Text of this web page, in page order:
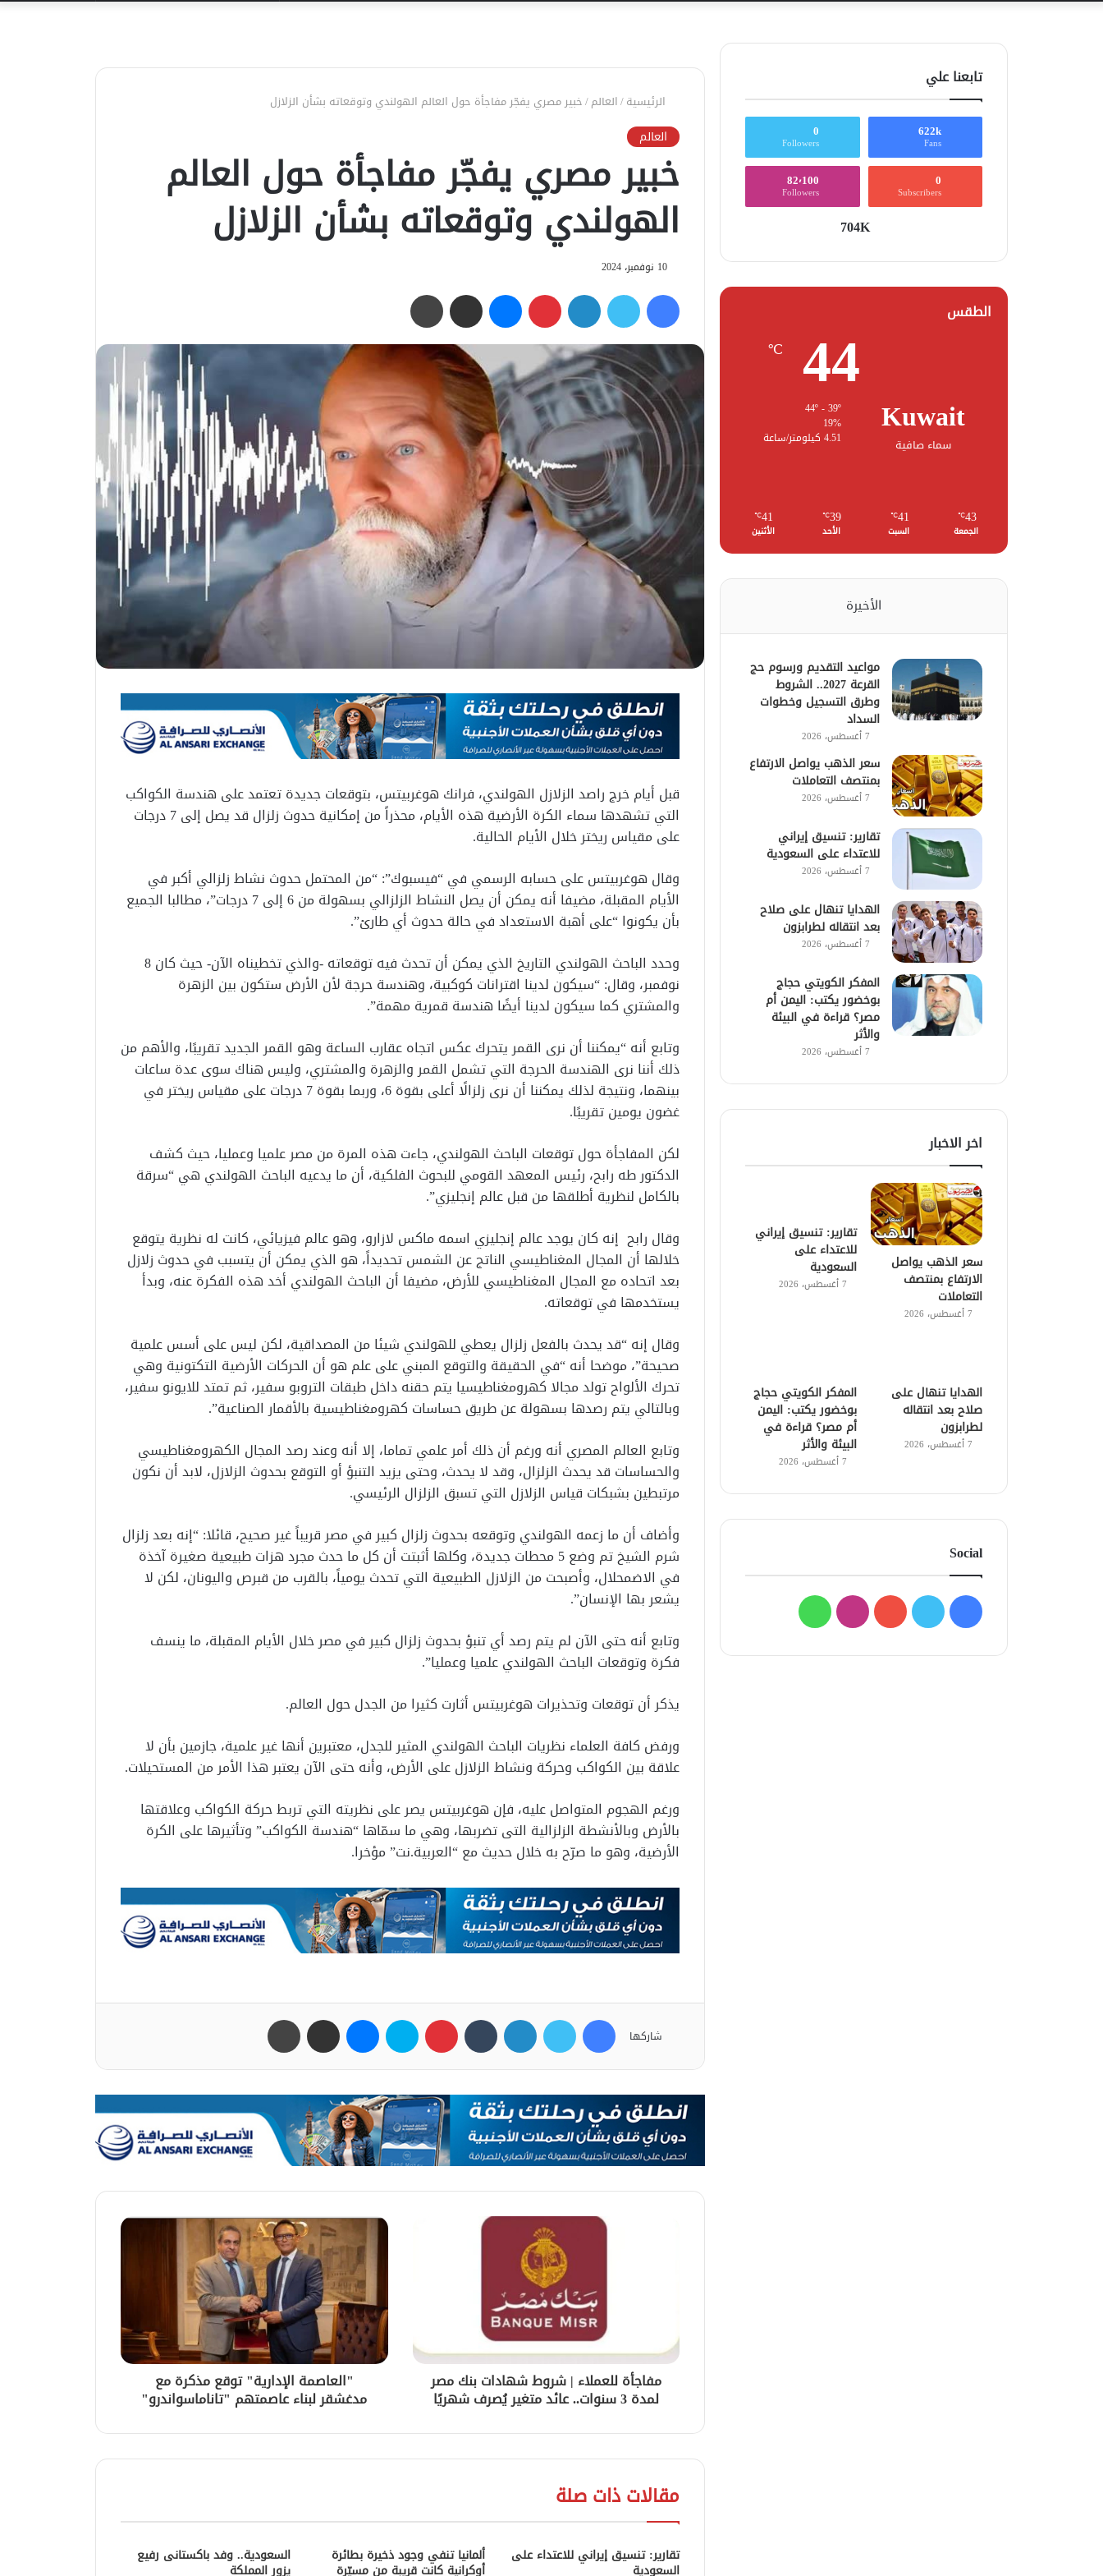
الرئيسية/العالم/خبير مصري يفجّر مفاجأة حول العالم الهولندي وتوقعاته بشأن الزلازل
العالم
خبير مصري يفجّر مفاجأة حول العالم
الهولندي وتوقعاته بشأن الزلازل
10 نوفمبر، 2024
فيسبوك تويتر لينكدإن بينتيريست ماسنجر مشاركة عبر البريد
قبل أيام خرج راصد الزلازل الهولندي، فرانك هوغربيتس، بتوقعات جديدة تعتمد على هندسة الكواكب
التي تشهدها سماء الكرة الأرضية هذه الأيام، محذراً من إمكانية حدوث زلزال قد يصل إلى 7 درجات
على مقياس ريختر خلال الأيام الحالية.
وقال هوغربيتس على حسابه الرسمي في “فيسبوك”: “من المحتمل حدوث نشاط زلزالي أكبر في
الأيام المقبلة، مضيفا أنه يمكن أن يصل النشاط الزلزالي بسهولة من 6 إلى 7 درجات”، مطالبا الجميع
بأن يكونوا “على أهبة الاستعداد في حالة حدوث أي طارئ”.
وحدد الباحث الهولندي التاريخ الذي يمكن أن تحدث فيه توقعاته -والذي تخطيناه الآن- حيث كان 8
نوفمبر، وقال: “سيكون لدينا اقترانات كوكبية، وهندسة حرجة لأن الأرض ستكون بين الزهرة
والمشتري كما سيكون لدينا أيضًا هندسة قمرية مهمة”.
وتابع أنه “يمكننا أن نرى القمر يتحرك عكس اتجاه عقارب الساعة وهو القمر الجديد تقريبًا، والأهم من
ذلك أننا نرى الهندسة الحرجة التي تشمل القمر والزهرة والمشتري، وليس هناك سوى عدة ساعات
بينهما، ونتيجة لذلك يمكننا أن نرى زلزالًا أعلى بقوة 6، وربما بقوة 7 درجات على مقياس ريختر في
غضون يومين تقريبًا.
لكن المفاجأة حول توقعات الباحث الهولندي، جاءت هذه المرة من مصر علميا وعمليا، حيث كشف
الدكتور طه رابح، رئيس المعهد القومي للبحوث الفلكية، أن ما يدعيه الباحث الهولندي هي “سرقة
بالكامل لنظرية أطلقها من قبل عالم إنجليزي”.
وقال رابح إنه كان يوجد عالم إنجليزي اسمه ماكس لازارو، وهو عالم فيزيائي، كانت له نظرية يتوقع
خلالها أن المجال المغناطيسي الناتج عن الشمس تحديداً، هو الذي يمكن أن يتسبب في حدوث زلازل
بعد اتحاده مع المجال المغناطيسي للأرض، مضيفا أن الباحث الهولندي أخد هذه الفكرة عنه، وبدأ
يستخدمها في توقعاته.
وقال إنه “قد يحدث بالفعل زلزال يعطي للهولندي شيئا من المصداقية، لكن ليس على أسس علمية
صحيحة”، موضحا أنه “في الحقيقة والتوقع المبني على علم هو أن الحركات الأرضية التكتونية وهي
تحرك الألواح تولد مجالا كهرومغناطيسيا يتم حقنه داخل طبقات التروبو سفير، ثم تمتد للايونو سفير،
وبالتالي يتم رصدها بسهولة عن طريق حساسات كهرومغناطيسية بالأقمار الصناعية”.
وتابع العالم المصري أنه ورغم أن ذلك أمر علمي تماما، إلا أنه وعند رصد المجال الكهرومغناطيسي
والحساسات قد يحدث الزلزال، وقد لا يحدث، وحتى يزيد التنبؤ أو التوقع بحدوث الزلازل، لابد أن نكون
مرتبطين بشبكات قياس الزلازل التي تسبق الزلزال الرئيسي.
وأضاف أن ما زعمه الهولندي وتوقعه بحدوث زلزال كبير في مصر قريباً غير صحيح، قائلا: “إنه بعد زلزال
شرم الشيخ تم وضع 5 محطات جديدة، وكلها أثبتت أن كل ما حدث مجرد هزات طبيعية صغيرة آخذة
في الاضمحلال، وأصبحت من الزلازل الطبيعية التي تحدث يومياً، بالقرب من قبرص واليونان، لكن لا
يشعر بها الإنسان”.
وتابع أنه حتى الآن لم يتم رصد أي تنبؤ بحدوث زلزال كبير في مصر خلال الأيام المقبلة، ما ينسف
فكرة وتوقعات الباحث الهولندي علميا وعمليا”.
يذكر أن توقعات وتحذيرات هوغربيتس أثارت كثيرا من الجدل حول العالم.
ورفض كافة العلماء نظريات الباحث الهولندي المثير للجدل، معتبرين أنها غير علمية، جازمين بأن لا
علاقة بين الكواكب وحركة ونشاط الزلازل على الأرض، وأنه حتى الآن يعتبر هذا الأمر من المستحيلات.
ورغم الهجوم المتواصل عليه، فإن هوغربيتس يصر على نظريته التي تربط حركة الكواكب وعلاقتها
بالأرض وبالأنشطة الزلزالية التى تضربها، وهي ما سمّاها “هندسة الكواكب” وتأثيرها على الكرة
الأرضية، وهو ما صرّح به خلال حديث مع “العربية.نت” مؤخرا.
شاركها
فيسبوك تويتر لينكدإن بينتيريست سكايب ماسنجر مشاركة عبر البريد
مفاجأة للعملاء | شروط شهادات بنك مصر
لمدة 3 سنوات.. عائد متغير يُصرف شهريًا
"العاصمة الإدارية" توقع مذكرة مع
مدغشقر لبناء عاصمتهم "تاناماسواندرو"
مقالات ذات صلة
تقارير: تنسيق إيراني للاعتداء على
السعودية
ألمانيا تنفي وجود ذخيرة بطائرة
أوكرانية كانت قريبة من مسيّرة
السعودية.. وفد باكستانى رفيع
يزور المملكة
تابعنا علي
622k
Fans
0
Followers
0
Subscribers
82٬100
Followers
704K
الطقس
Kuwait
سماء صافية
44
℃
44º - 39º
19%
4.51 كيلومتر/ساعة
43
℃
الجمعة
41
℃
السبت
39
℃
الأحد
41
℃
الأثنين
الأخيرة
مواعيد التقديم ورسوم حج
القرعة 2027.. الشروط
وطرق التسجيل وخطوات
السداد
7 أغسطس، 2026
سعر الذهب يواصل الارتفاع
بمنتصف التعاملات
7 أغسطس، 2026
تقارير: تنسيق إيراني
للاعتداء على السعودية
7 أغسطس، 2026
الهدايا تنهال على صلاح
بعد انتقاله لطرابزون
7 أغسطس، 2026
المفكر الكويتي حجاج
بوخضور يكتب: اليمن أم
مصر؟ قراءة في البيئة
والأثر
7 أغسطس، 2026
اخر الاخبار
سعر الذهب يواصل
الارتفاع بمنتصف
التعاملات
7 أغسطس، 2026
تقارير: تنسيق إيراني
للاعتداء على
السعودية
7 أغسطس، 2026
الهدايا تنهال على
صلاح بعد انتقاله
لطرابزون
7 أغسطس، 2026
المفكر الكويتي حجاج
بوخضور يكتب: اليمن
أم مصر؟ قراءة في
البيئة والأثر
7 أغسطس، 2026
Social
فيسبوك
تويتر يوتيوبانستقرامواتساب